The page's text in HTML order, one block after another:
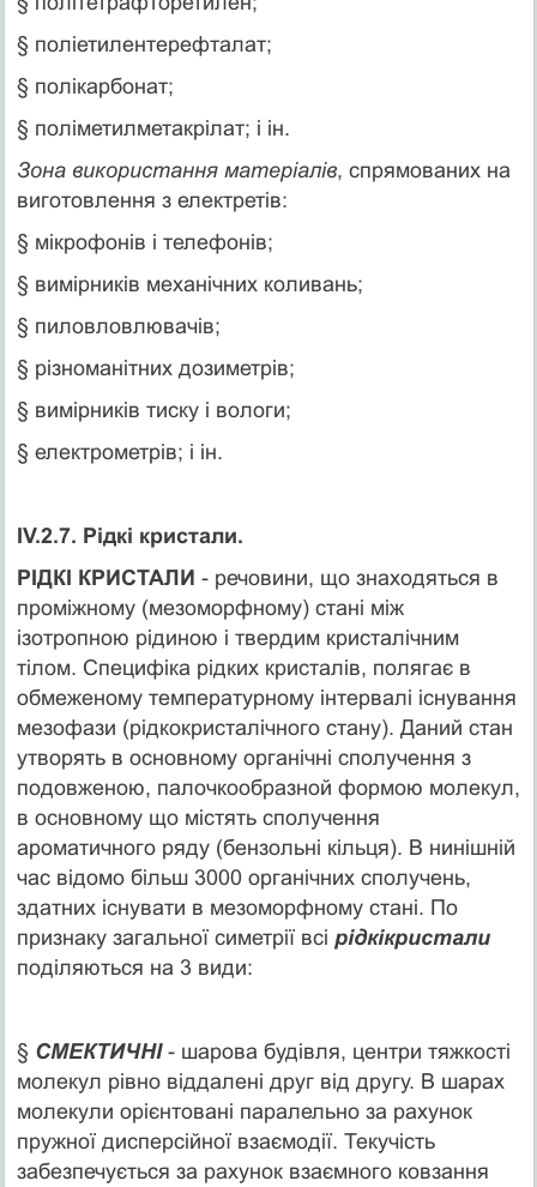
§ поліетилентерефталат;
§ полікарбонат;
§ поліметилметакрілат; і ін.
Зона використання матеріалів, спрямованих на
виготовлення з електретів:
§ мікрофонів і телефонів;
§ вимірників механічних коливань;
§ пиловловлювачів;
§ різноманітних дозиметрів;
§ вимірників тиску і вологи;
§ електрометрів; і ін.
IV.2.7. Рідкі кристали.
РІДКІ КРИСТАЛИ - речовини, що знаходяться в
проміжному (мезоморфному) стані між
ізотропною рідиною і твердим кристалічним
тілом. Специфіка рідких кристалів, полягає в
обмеженому температурному інтервалі існування
мезофази (рідкокристалічного стану). Даний стан
утворять в основному органічні сполучення з
подовженою, палочкообразной формою молекул,
в основному що містять сполучення
ароматичного ряду (бензольні кільця). В нинішній
час відомо більш 3000 органічних сполучень,
здатних існувати в мезоморфному стані. По
признаку загальної симетрії всі рідкікристали
поділяються на 3 види:
§ СМЕКТИЧНІ- шарова будівля, центри тяжкості
молекул рівно віддалені друг від другу. В шарах
молекули орієнтовані паралельно за рахунок
пружної дисперсійної взаємодії. Текучість
забезпечується за рахунок взаємного ковзання